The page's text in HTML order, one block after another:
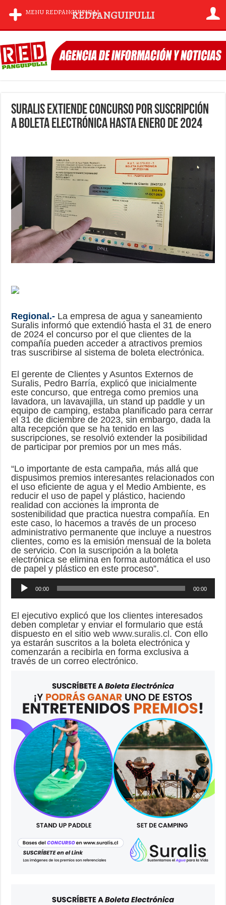
Suralis extiende concurso por suscripción
a boleta electrónica hasta enero de 2024
Regional.- La empresa de agua y saneamiento
Suralis informó que extendió hasta el 31 de enero
de 2024 el concurso por el que clientes de la
compañía pueden acceder a atractivos premios
tras suscribirse al sistema de boleta electrónica.
El gerente de Clientes y Asuntos Externos de
Suralis, Pedro Barría, explicó que inicialmente
este concurso, que entrega como premios una
lavadora, un lavavajilla, un stand up paddle y un
equipo de camping, estaba planificado para cerrar
el 31 de diciembre de 2023, sin embargo, dada la
alta recepción que se ha tenido en las
suscripciones, se resolvió extender la posibilidad
de participar por premios por un mes más.
“Lo importante de esta campaña, más allá que
dispusimos premios interesantes relacionados con
el uso eficiente de agua y el Medio Ambiente, es
reducir el uso de papel y plástico, haciendo
realidad con acciones la impronta de
sostenibilidad que practica nuestra compañía. En
este caso, lo hacemos a través de un proceso
administrativo permanente que incluye a nuestros
clientes, como es la emisión mensual de la boleta
de servicio. Con la suscripción a la boleta
electrónica se elimina en forma automática el uso
de papel y plástico en este proceso”.
Reproductor
00:00 00:00
El ejecutivo explicó que los clientes interesados
deben completar y enviar el formulario que está
dispuesto en el sitio webwww.suralis.cl . Con ello
ya estarán suscritos a la boleta electrónica y
comenzarán a recibirla en forma exclusiva a
través de un correo electrónico.
MENU REDPANGUIPULLIREDPANGUIPULLI